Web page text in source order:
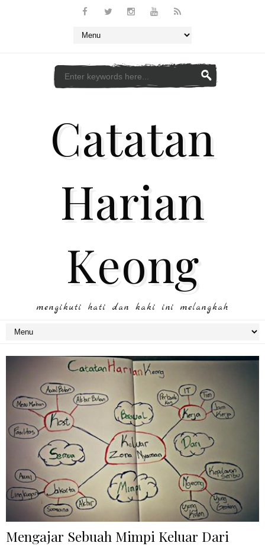
Catatan
Harian
Keong
mengikuti hati dan kaki ini melangkah
Mengajar Sebuah Mimpi Keluar Dari